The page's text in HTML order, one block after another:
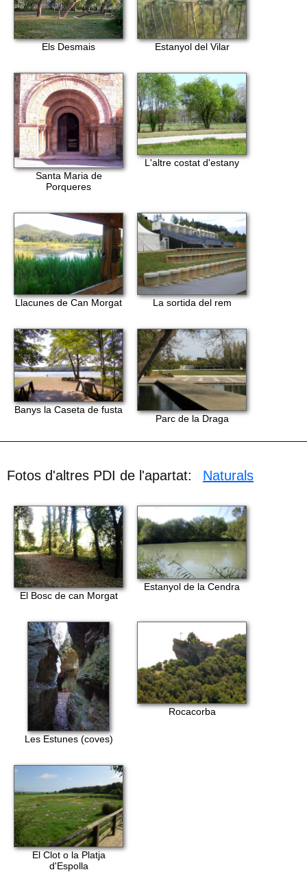
Els Desmais Estanyol del Vilar
Santa Maria de
Porqueres
L'altre costat d'estany
Llacunes de Can Morgat La sortida del rem
Banys la Caseta de fusta
Parc de la Draga
Fotos d'altres PDI de l'apartat: Naturals
El Bosc de can Morgat
Estanyol de la Cendra
Les Estunes (coves)
Rocacorba
El Clot o la Platja
d'Espolla